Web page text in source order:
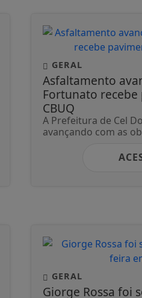
GERAL
Asfaltamento
Fortunato
CBUQ
A Prefeitura de Cel
avançando com as
GERAL
Giorge Rossa foi